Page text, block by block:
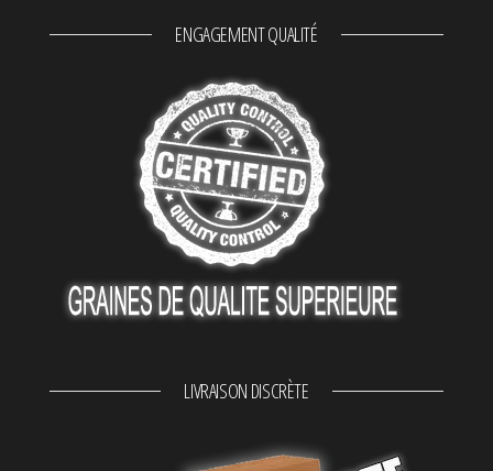
ENGAGEMENT QUALITÉ
LIVRAISON DISCRÈTE